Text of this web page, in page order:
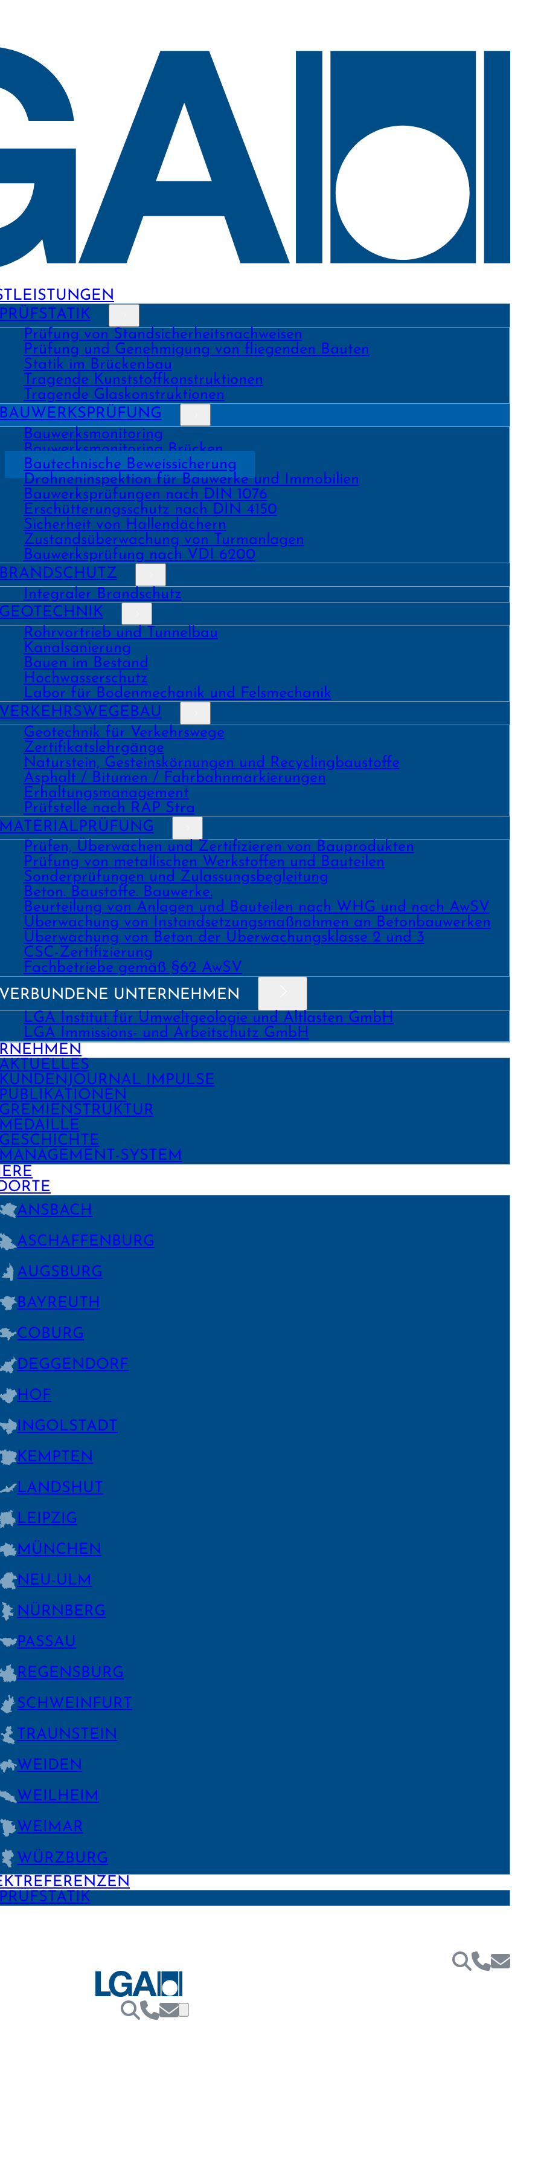
Prüfung von Stand­sicher­heits­nach­weisen
Prüfung und Geneh­migung von fliegenden Bauten
Statik im Brückenbau
Tragende Kunst­stoff­konstruk­tionen
Tragende Glas­konstruk­tionen
Bauwerks­monitoring
Bauwerks­monitoring Brücken
Bau­tech­nische Beweis­sicherung
Drohnen­inspektion für Bauwerke und Immobilien
Bau­werks­prüfungen nach DIN 1076
Erschüt­terungs­schutz nach DIN 4150
Sicher­heit von Hallen­dächern
Zustands­überwachung von Turm­anlagen
Bauwerks­prüfung nach VDI 6200
Integraler Brandschutz
Rohrvortrieb und Tunnelbau
Kanal­sanierung
Bauen im Bestand
Hochwasser­schutz
Labor für Boden­mechanik und Fels­mechanik
Geo­technik für Verkehrs­wege
Zertifikats­lehrgänge
Natur­stein, Gesteins­kör­nungen und Recycling­baustoffe
Asphalt / Bitumen / Fahrbahnmarkierungen
Erhaltungs­manage­ment
Prüf­stelle nach RAP Stra
Prüfen, Überwachen und Zertifizieren von Bauprodukten
Prüfung von metallischen Werk­stoffen und Bau­teilen
Sonder­prüfungen und Zulassungs­begleitung
Beton. Bau­stoffe. Bau­werke.
Beurtei­lung von Anlagen und Bau­teilen nach WHG und nach AwSV
Über­wachung von Instand­setzungs­maß­nahmen an Beton­bau­werken
Über­wachung von Beton der Über­wachungs­klasse 2 und 3
CSC-Zertifizierung
Fach­­betriebe gemäß §62 AwSV
UNTERNEHMEN
LGA Institut für Umweltgeologie und Altlasten GmbH
LGA Immissions- und Arbeitschutz GmbH
IMPULSE
SYSTEM
ANSBACH
ASCHAFFEN­BURG
AUGSBURG
BAYREUTH
COBURG
DEGGEN­DORF
HOF
INGOLSTADT
KEMPTEN
LANDSHUT
LEIPZIG
MÜNCHEN
NEU-ULM
NÜRNBERG
PASSAU
REGENS­BURG
SCHWEIN­FURT
TRAUNSTEIN
WEIDEN
WEILHEIM
WEIMAR
WÜRZBURG